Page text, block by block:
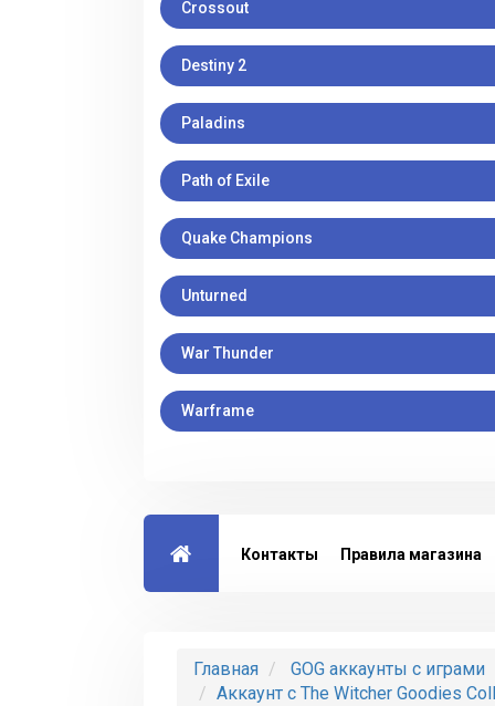
Crossout
Destiny 2
Paladins
Path of Exile
Quake Champions
Unturned
War Thunder
Warframe
Контакты Правила магазина
Главная
GOG аккаунты с играми
Аккаунт с The Witcher Goodies